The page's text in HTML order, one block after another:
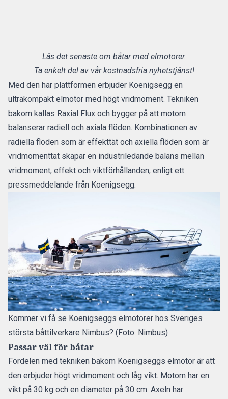
Läs det senaste om båtar med elmotorer.
Ta enkelt del av vår kostnadsfria nyhetstjänst!
Med den här plattformen erbjuder Koenigsegg en
ultrakompakt elmotor med högt vridmoment. Tekniken
bakom kallas Raxial Flux och bygger på att motorn
balanserar radiell och axiala flöden. Kombinationen av
radiella flöden som är effekttät och axiella flöden som är
vridmomenttät skapar en industriledande balans mellan
vridmoment, effekt och viktförhållanden, enligt ett
pressmeddelande från Koenigsegg.
Kommer vi få se Koenigseggs elmotorer hos Sveriges
största båttilverkare Nimbus? (Foto: Nimbus)
Passar väl för båtar
Fördelen med tekniken bakom Koenigseggs elmotor är att
den erbjuder högt vridmoment och låg vikt. Motorn har en
vikt på 30 kg och en diameter på 30 cm. Axeln har